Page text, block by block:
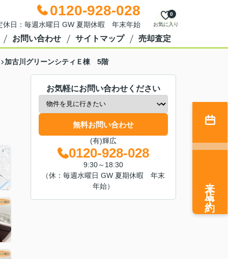
0120-928-028
日：毎週水曜日 GW 夏期休暇 年末年始 お気に入り
0
お問い合わせ サイトマップ 売却査定
加古川グリーンシティＥ棟 5階
お気軽にお問い合わせください
無料お問い合わせ
(有)輝広
0120-928-028
9:30～18:30
（休：毎週水曜日 GW 夏期休暇 年末
年始）
来店予約